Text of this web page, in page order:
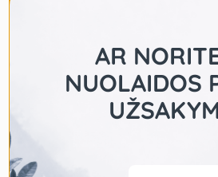
AR
NUOLAIDOS